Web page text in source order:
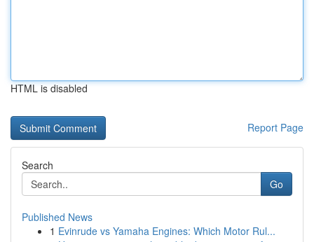
HTML is disabled
Report Page
Search
Go
Published News
1 Evinrude vs Yamaha Engines: Which Motor Rul...